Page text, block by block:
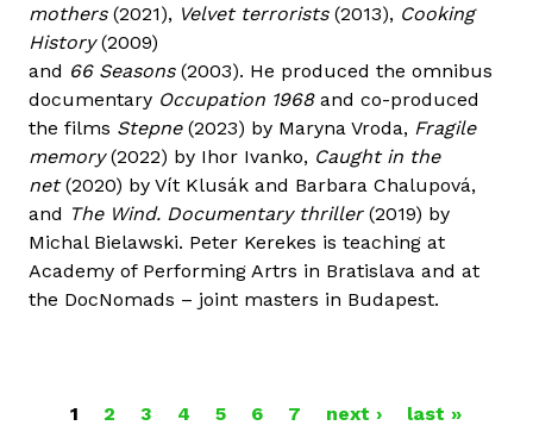
mothers(2021), Velvet terrorists(2013), Cooking
History(2009)
and 66 Seasons(2003). He produced the omnibus
documentary Occupation 1968and co-produced
the films Stepne(2023) by Maryna Vroda, Fragile
memory(2022) by Ihor Ivanko, Caught in the
net(2020) by Vít Klusák and Barbara Chalupová,
and The Wind. Documentary thriller (2019) by
Michal Bielawski. Peter Kerekes is teaching at
Academy of Performing Artrs in Bratislava and at
the DocNomads – joint masters in Budapest.
1 2 3 4 5 6 7 next › last »